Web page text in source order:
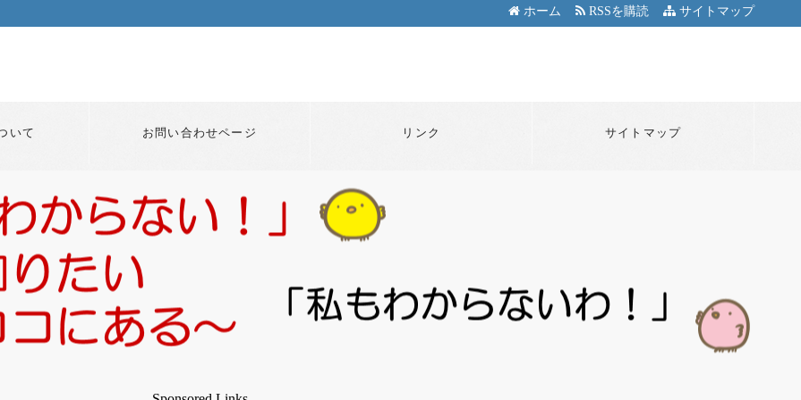
サイトマップ
RSSを購読
ホーム
いて お問い合わせページ リンク サイトマップ